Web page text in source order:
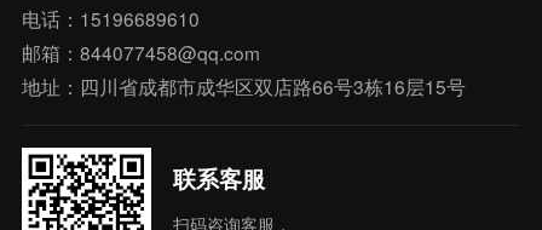
电话：15196689610
邮箱：844077458@qq.com
地址：四川省成都市成华区双店路66号3栋16层15号
联系客服
扫码咨询客服，